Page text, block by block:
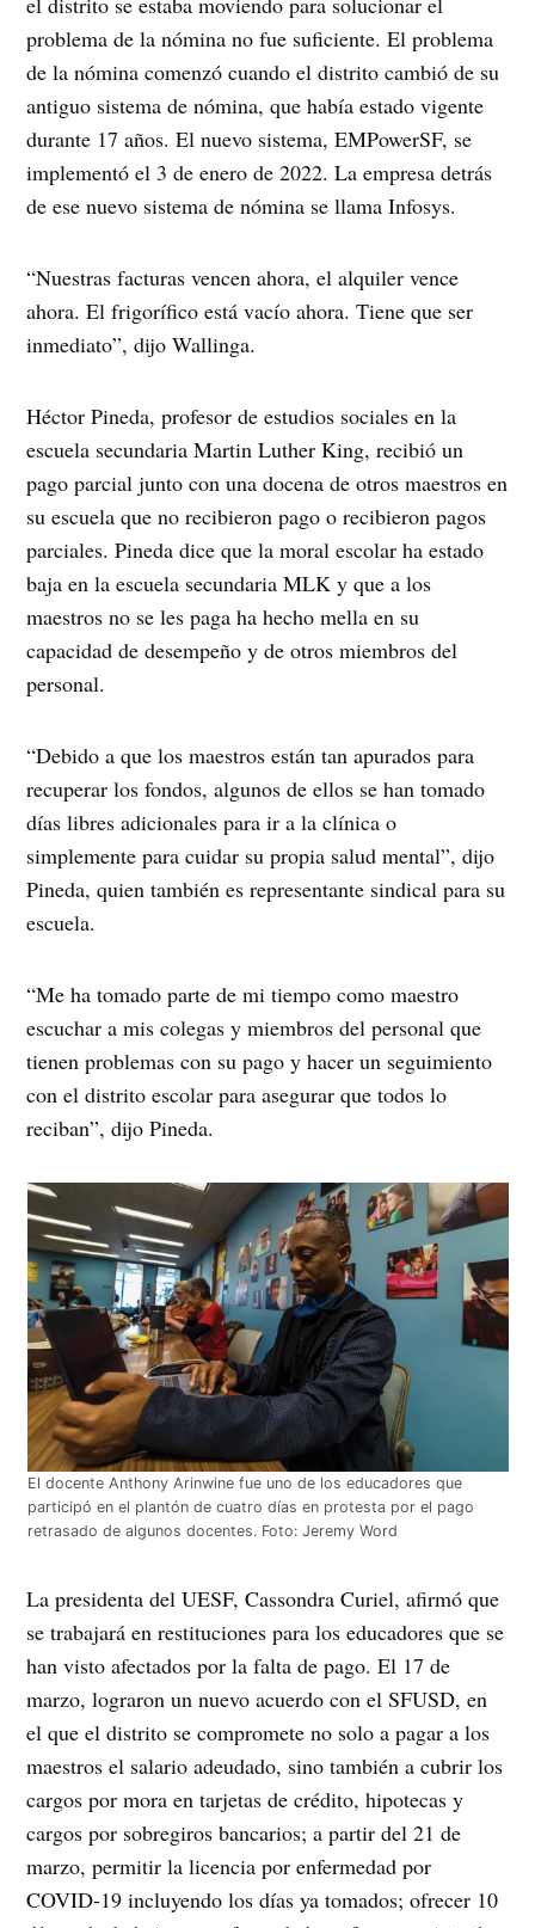
problema de la nómina no fue suficiente. El problema
de la nómina comenzó cuando el distrito cambió de su
antiguo sistema de nómina, que había estado vigente
durante 17 años. El nuevo sistema, EMPowerSF, se
implementó el 3 de enero de 2022. La empresa detrás
de ese nuevo sistema de nómina se llama Infosys.
“Nuestras facturas vencen ahora, el alquiler vence
ahora. El frigorífico está vacío ahora. Tiene que ser
inmediato”, dijo Wallinga.
Héctor Pineda, profesor de estudios sociales en la
escuela secundaria Martin Luther King, recibió un
pago parcial junto con una docena de otros maestros en
su escuela que no recibieron pago o recibieron pagos
parciales. Pineda dice que la moral escolar ha estado
baja en la escuela secundaria MLK y que a los
maestros no se les paga ha hecho mella en su
capacidad de desempeño y de otros miembros del
personal.
“Debido a que los maestros están tan apurados para
recuperar los fondos, algunos de ellos se han tomado
días libres adicionales para ir a la clínica o
simplemente para cuidar su propia salud mental”, dijo
Pineda, quien también es representante sindical para su
escuela.
“Me ha tomado parte de mi tiempo como maestro
escuchar a mis colegas y miembros del personal que
tienen problemas con su pago y hacer un seguimiento
con el distrito escolar para asegurar que todos lo
reciban”, dijo Pineda.
El docente Anthony Arinwine fue uno de los educadores que
participó en el plantón de cuatro días en protesta por el pago
retrasado de algunos docentes. Foto: Jeremy Word
La presidenta del UESF, Cassondra Curiel, afirmó que
se trabajará en restituciones para los educadores que se
han visto afectados por la falta de pago. El 17 de
marzo, lograron un nuevo acuerdo con el SFUSD, en
el que el distrito se compromete no solo a pagar a los
maestros el salario adeudado, sino también a cubrir los
cargos por mora en tarjetas de crédito, hipotecas y
cargos por sobregiros bancarios; a partir del 21 de
marzo, permitir la licencia por enfermedad por
COVID-19 incluyendo los días ya tomados; ofrecer 10